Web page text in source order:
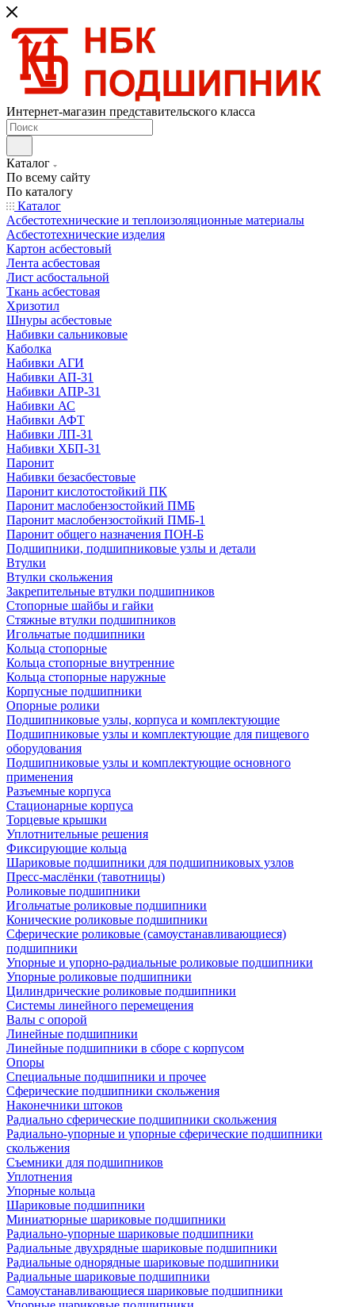
Интернет-магазин представительского класса
Каталог
По всему сайту
По каталогу
Каталог
Асбестотехнические и теплоизоляционные материалы
Асбестотехнические изделия
Картон асбестовый
Лента асбестовая
Лист асбостальной
Ткань асбестовая
Хризотил
Шнуры асбестовые
Набивки сальниковые
Каболка
Набивки АГИ
Набивки АП-31
Набивки АПР-31
Набивки АС
Набивки АФТ
Набивки ЛП-31
Набивки ХБП-31
Паронит
Набивки безасбестовые
Паронит кислотостойкий ПК
Паронит маслобензостойкий ПМБ
Паронит маслобензостойкий ПМБ-1
Паронит общего назначения ПОН-Б
Подшипники, подшипниковые узлы и детали
Втулки
Втулки скольжения
Закрепительные втулки подшипников
Стопорные шайбы и гайки
Стяжные втулки подшипников
Игольчатые подшипники
Кольца стопорные
Кольца стопорные внутренние
Кольца стопорные наружные
Корпусные подшипники
Опорные ролики
Подшипниковые узлы, корпуса и комплектующие
Подшипниковые узлы и комплектующие для пищевого
оборудования
Подшипниковые узлы и комплектующие основного
применения
Разъемные корпуса
Стационарные корпуса
Торцевые крышки
Уплотнительные решения
Фиксирующие кольца
Шариковые подшипники для подшипниковых узлов
Пресс-маслёнки (тавотницы)
Роликовые подшипники
Игольчатые роликовые подшипники
Конические роликовые подшипники
Сферические роликовые (самоустанавливающиеся)
подшипники
Упорные и упорно-радиальные роликовые подшипники
Упорные роликовые подшипники
Цилиндрические роликовые подшипники
Системы линейного перемещения
Валы с опорой
Линейные подшипники
Линейные подшипники в сборе с корпусом
Опоры
Специальные подшипники и прочее
Сферические подшипники скольжения
Наконечники штоков
Радиально сферические подшипники скольжения
Радиально-упорные и упорные сферические подшипники
скольжения
Съемники для подшипников
Уплотнения
Упорные кольца
Шариковые подшипники
Миниатюрные шариковые подшипники
Радиально-упорные шариковые подшипники
Радиальные двухрядные шариковые подшипники
Радиальные однорядные шариковые подшипники
Радиальные шариковые подшипники
Самоустанавливающиеся шариковые подшипники